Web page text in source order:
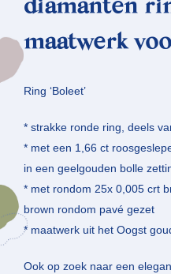
diamanten
maatwerk
Ring ‘Boleet’
* strakke ronde ring, deels
* met een 1,66 ct
in een geelgouden bolle
* met rondom 25x 0,005 crt
brown rondom pavé gezet
* maatwerk uit het Oogst
Ook op zoek naar een